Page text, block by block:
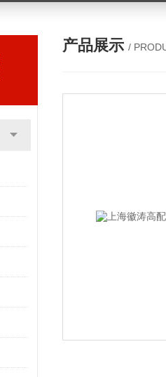
产品展示 /